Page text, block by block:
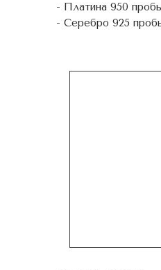
- Платина 950
- Серебро 925